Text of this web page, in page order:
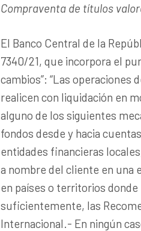
Compraventa de títulos
El Banco Central de la
7340/21, que incorpora el
cambios”: “Las
realicen con liquidación en
alguno de los siguientes
fondos desde y hacia
entidades financieras
a nombre del cliente en una
en países o territorios donde
suficientemente, las
Internacional.- En ningún